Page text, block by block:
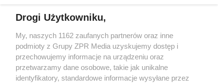
Drogi Użytkowniku,
My, naszych 1162 zaufanych partnerów oraz inne
podmioty z Grupy ZPR Media uzyskujemy dostęp i
przechowujemy informacje na urządzeniu oraz
przetwarzamy dane osobowe, takie jak unikalne
identyfikatory, standardowe informacje wysyłane przez